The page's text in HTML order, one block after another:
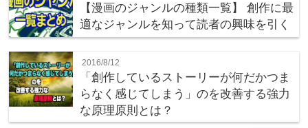
【漫画のジャンルの種類一覧】 創作に最
適なジャンルを知って読者の興味を引く
2016/8/12
「創作しているストーリーが何だかつま
らなく感じてしまう」のを改善する強力
な原理原則とは？